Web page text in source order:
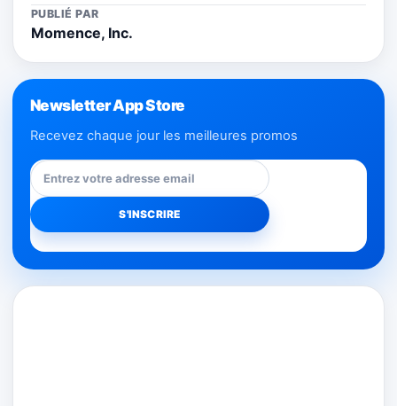
PUBLIÉ PAR
Momence, Inc.
Newsletter App Store
Recevez chaque jour les meilleures promos